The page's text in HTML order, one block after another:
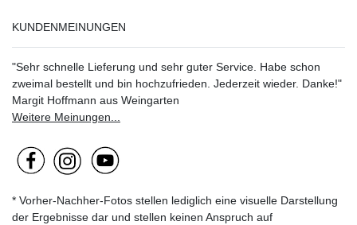
KUNDENMEINUNGEN
"Sehr schnelle Lieferung und sehr guter Service. Habe schon
zweimal bestellt und bin hochzufrieden. Jederzeit wieder. Danke!"
Margit Hoffmann aus Weingarten
Weitere Meinungen...
* Vorher-Nachher-Fotos stellen lediglich eine visuelle Darstellung
der Ergebnisse dar und stellen keinen Anspruch auf